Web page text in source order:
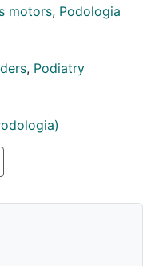
motors, Podologia
, Podiatry